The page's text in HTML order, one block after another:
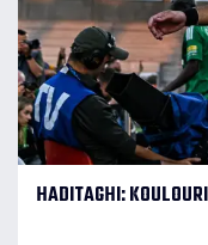
HADITAGHI: